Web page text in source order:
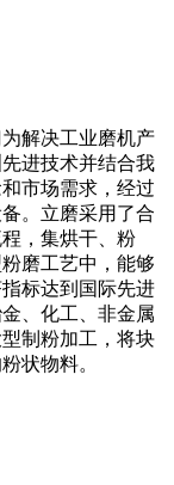
解决工业磨机产
进技术并结合我
市场需求，经过
。立磨采用了合
，集烘干、粉
磨工艺中，能够
标达到国际先进
、化工、非金属
制粉加工，将块
状物料。